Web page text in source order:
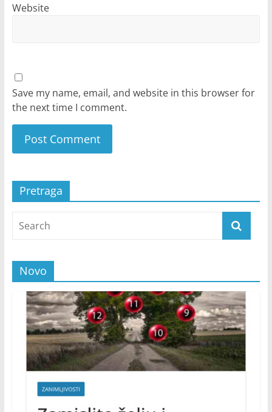
Website
Save my name, email, and website in this browser for
the next time I comment.
Pretraga
Novo